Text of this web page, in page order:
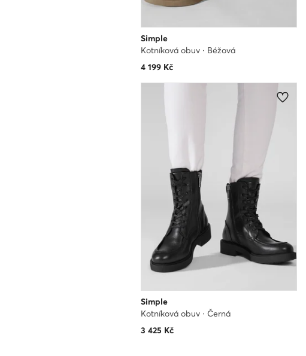
Simple
Kotníková obuv · Béžová
4 199Kč
Simple
Kotníková obuv · Černá
3 425 Kč